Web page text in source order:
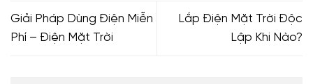
Giải Pháp Dùng Điện Miễn
Phí – Điện Mặt Trời
Lắp Điện Mặt Trời Độc
Lập Khi Nào?